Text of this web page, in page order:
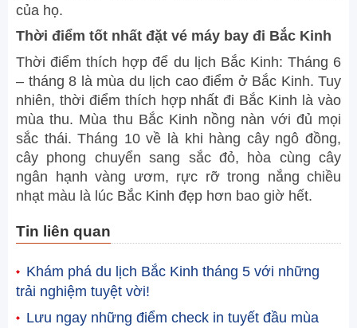
của họ.
Thời điểm tốt nhất đặt vé máy bay đi Bắc Kinh
Thời điểm thích hợp để du lịch Bắc Kinh: Tháng 6
– tháng 8 là mùa du lịch cao điểm ở Bắc Kinh. Tuy
nhiên, thời điểm thích hợp nhất đi Bắc Kinh là vào
mùa thu. Mùa thu Bắc Kinh nồng nàn với đủ mọi
sắc thái. Tháng 10 về là khi hàng cây ngô đồng,
cây phong chuyển sang sắc đỏ, hòa cùng cây
ngân hạnh vàng ươm, rực rỡ trong nắng chiều
nhạt màu là lúc Bắc Kinh đẹp hơn bao giờ hết.
Tin liên quan
Khám phá du lịch Bắc Kinh tháng 5 với những
trải nghiệm tuyệt vời!
Lưu ngay những điểm check in tuyết đầu mùa